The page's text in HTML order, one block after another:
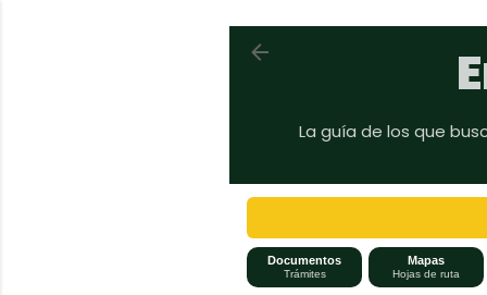
La guía de los que
Documentos
Trámites
Mapas
Hojas de ruta